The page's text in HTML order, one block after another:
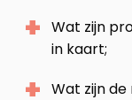
Wat zijn
in kaart;
Wat zijn